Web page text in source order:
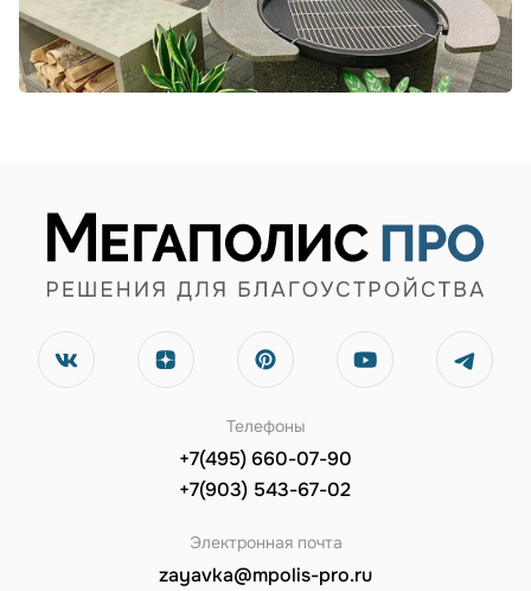
Телефоны
+7(495) 660-07-90
+7(903) 543-67-02
Электронная почта
zayavka@mpolis-pro.ru